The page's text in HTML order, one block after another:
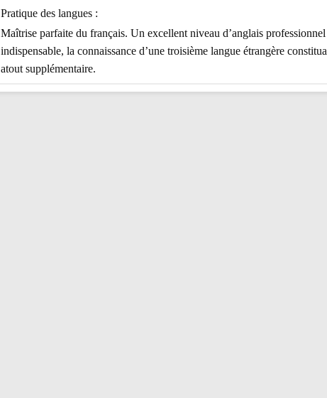
Pratique des langues :
Maîtrise parfaite du français. Un excellent niveau d’anglais professionnel
indispensable, la connaissance d’une troisième langue étrangère
atout supplémentaire.